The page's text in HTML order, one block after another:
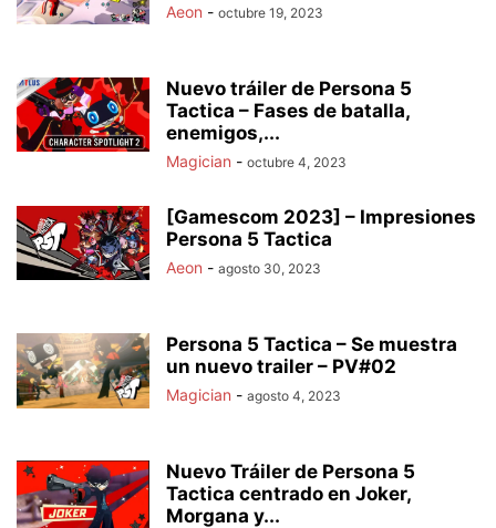
Aeon - octubre 19, 2023
Nuevo tráiler de Persona 5
Tactica – Fases de batalla,
enemigos,...
Magician - octubre 4, 2023
[Gamescom 2023] – Impresiones
Persona 5 Tactica
Aeon - agosto 30, 2023
Persona 5 Tactica – Se muestra
un nuevo trailer – PV#02
Magician - agosto 4, 2023
Nuevo Tráiler de Persona 5
Tactica centrado en Joker,
Morgana y...